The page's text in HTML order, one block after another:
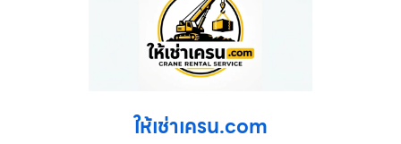
ให้เช่าเครน.com